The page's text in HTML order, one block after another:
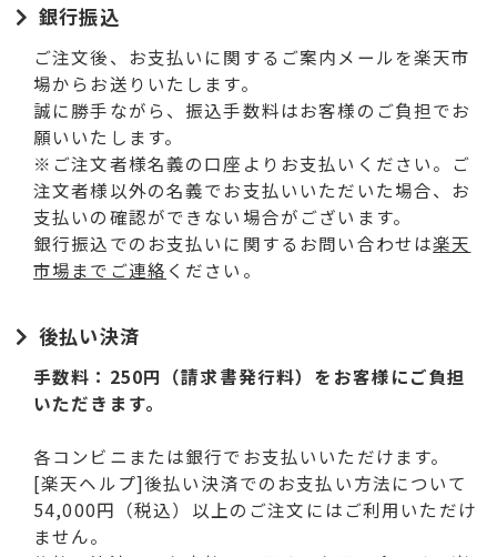
銀行振込
ご注文後、お支払いに関するご案内メールを楽天市
場からお送りいたします。
誠に勝手ながら、振込手数料はお客様のご負担でお
願いいたします。
※ご注文者様名義の口座よりお支払いください。ご
注文者様以外の名義でお支払いいただいた場合、お
支払いの確認ができない場合がございます。
銀行振込でのお支払いに関するお問い合わせは楽天
市場までご連絡 ください。
後払い決済
手数料：250円（請求書発行料）をお客様にご負担
いただきます。
各コンビニまたは銀行でお支払いいただけます。
[楽天ヘルプ]後払い決済でのお支払い方法について
54,000円（税込）以上のご注文にはご利用いただけ
ません。